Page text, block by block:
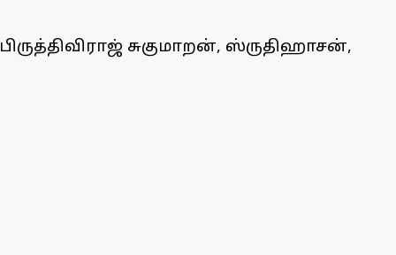
சுகுமாறன், ஸ்ருதிஹாசன்,